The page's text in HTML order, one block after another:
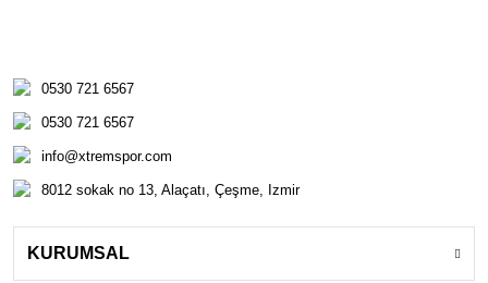
0530 721 6567
0530 721 6567
info@xtremspor.com
8012 sokak no 13, Alaçatı, Çeşme, Izmir
KURUMSAL